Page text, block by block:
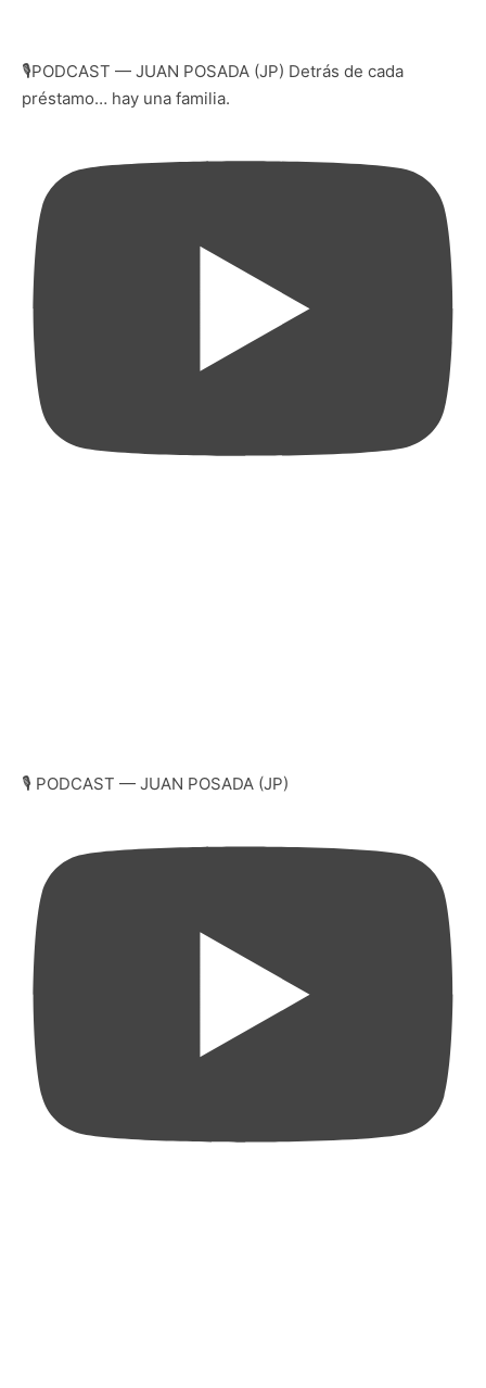
🎙️PODCAST — JUAN POSADA (JP) Detrás de cada
préstamo… hay una familia.
🎙️ PODCAST — JUAN POSADA (JP)